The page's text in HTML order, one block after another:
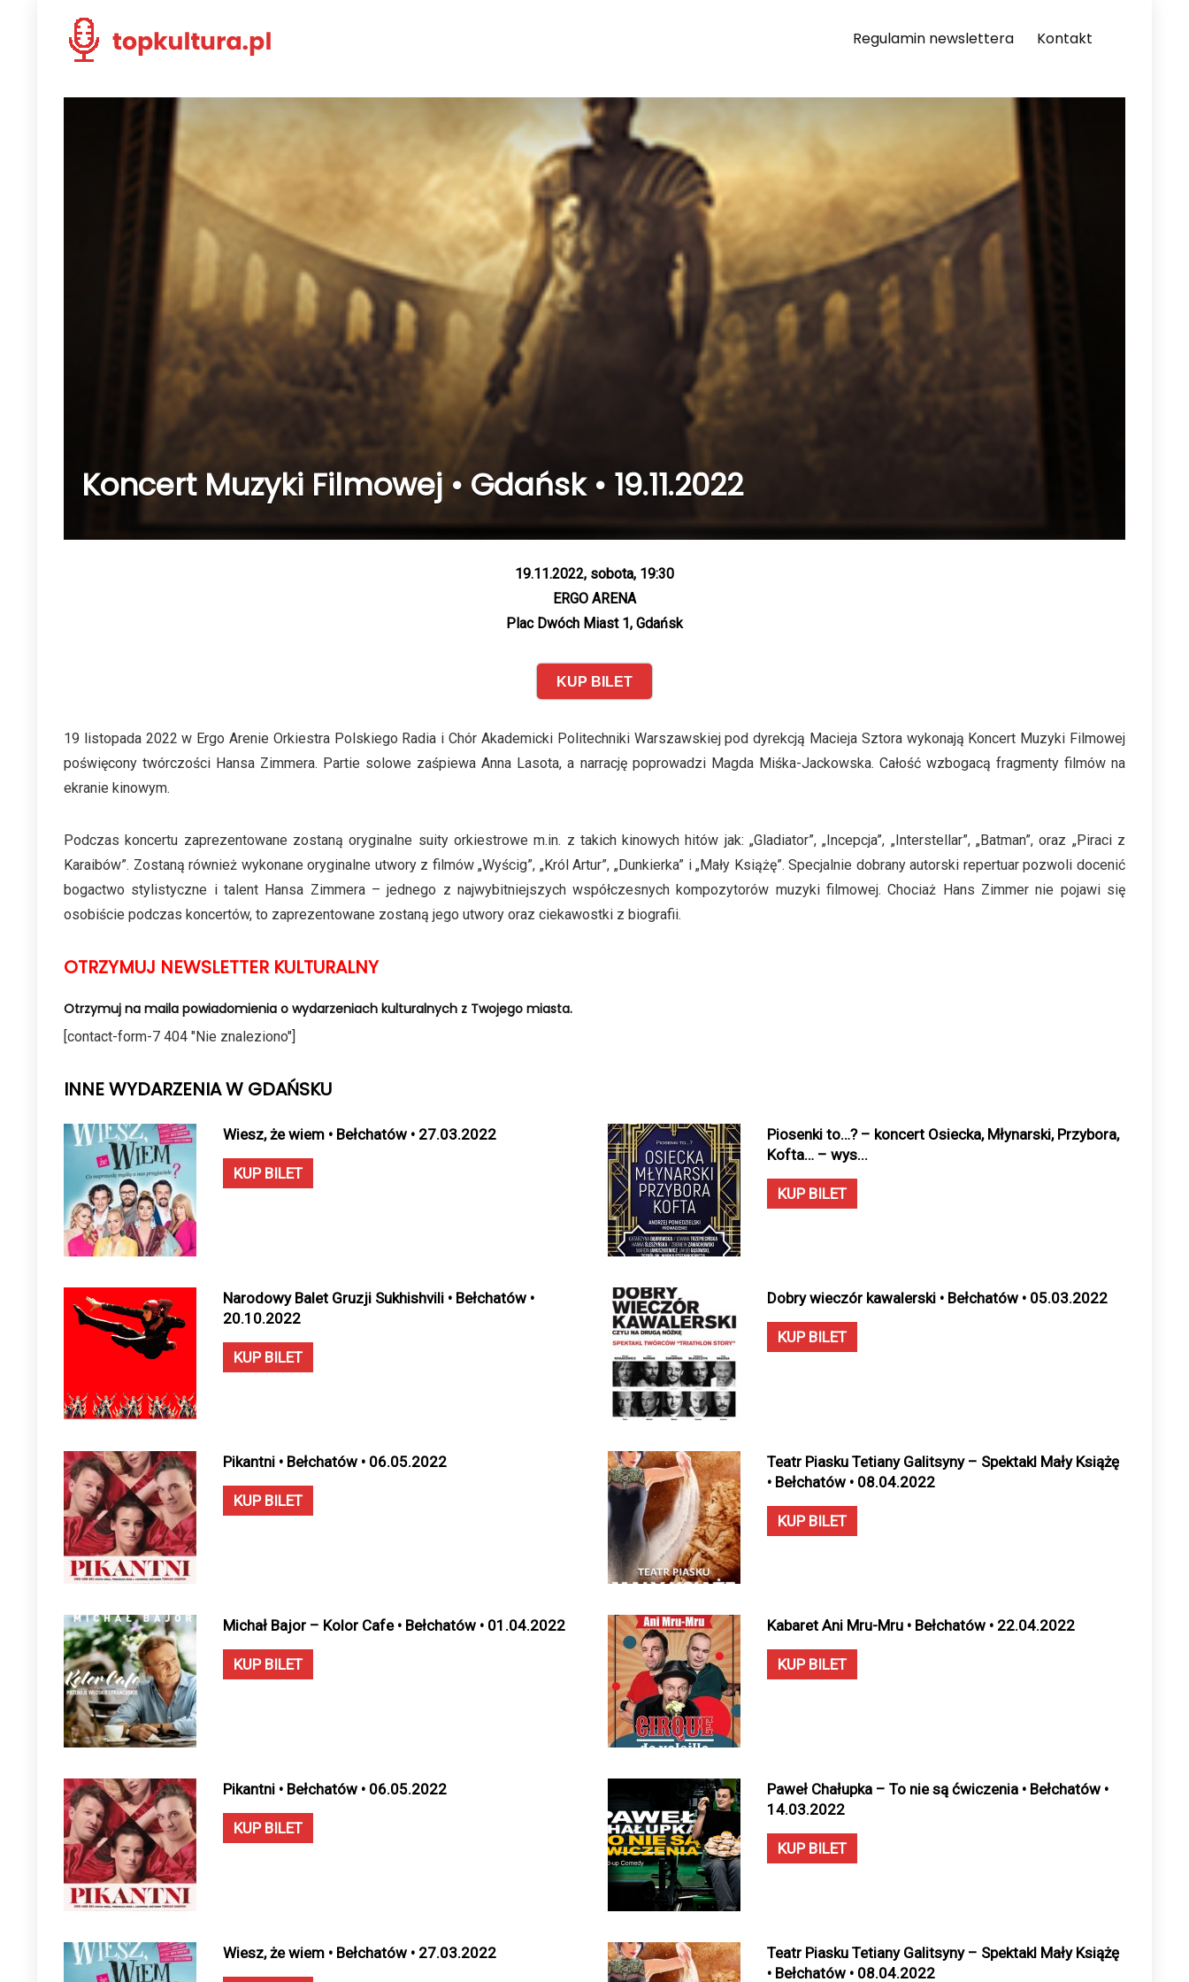
Regulamin newslettera Kontakt
Koncert Muzyki Filmowej • Gdańsk • 19.11.2022
19.11.2022, sobota, 19:30
ERGO ARENA
Plac Dwóch Miast 1, Gdańsk
KUP BILET
19 listopada 2022 w Ergo Arenie Orkiestra Polskiego Radia i Chór Akademicki Politechniki Warszawskiej pod dyrekcją Macieja Sztora wykonają Koncert Muzyki Filmowej
poświęcony twórczości Hansa Zimmera. Partie solowe zaśpiewa Anna Lasota, a narrację poprowadzi Magda Miśka-Jackowska. Całość wzbogacą fragmenty filmów na
ekranie kinowym.
Podczas koncertu zaprezentowane zostaną oryginalne suity orkiestrowe m.in. z takich kinowych hitów jak: „Gladiator”, „Incepcja”, „Interstellar”, „Batman”, oraz „Piraci z
Karaibów”. Zostaną również wykonane oryginalne utwory z filmów „Wyścig”, „Król Artur”, „Dunkierka” i „Mały Książę”. Specjalnie dobrany autorski repertuar pozwoli docenić
bogactwo stylistyczne i talent Hansa Zimmera – jednego z najwybitniejszych współczesnych kompozytorów muzyki filmowej. Chociaż Hans Zimmer nie pojawi się
osobiście podczas koncertów, to zaprezentowane zostaną jego utwory oraz ciekawostki z biografii.
OTRZYMUJ NEWSLETTER KULTURALNY
Otrzymuj na maila powiadomienia o wydarzeniach kulturalnych z Twojego miasta.
[contact-form-7 404 "Nie znaleziono"]
INNE WYDARZENIA W GDAŃSKU
Wiesz, że wiem • Bełchatów • 27.03.2022
KUP BILET
Piosenki to…? – koncert Osiecka, Młynarski, Przybora,
Kofta… – wys...
KUP BILET
Narodowy Balet Gruzji Sukhishvili • Bełchatów •
20.10.2022
KUP BILET
Dobry wieczór kawalerski • Bełchatów • 05.03.2022
KUP BILET
Pikantni • Bełchatów • 06.05.2022
KUP BILET
Teatr Piasku Tetiany Galitsyny – Spektakl Mały Książę
• Bełchatów • 08.04.2022
KUP BILET
Michał Bajor – Kolor Cafe • Bełchatów • 01.04.2022
KUP BILET
Kabaret Ani Mru-Mru • Bełchatów • 22.04.2022
KUP BILET
Pikantni • Bełchatów • 06.05.2022
KUP BILET
Paweł Chałupka – To nie są ćwiczenia • Bełchatów •
14.03.2022
KUP BILET
Wiesz, że wiem • Bełchatów • 27.03.2022
Teatr Piasku Tetiany Galitsyny – Spektakl Mały Książę
• Bełchatów • 08.04.2022